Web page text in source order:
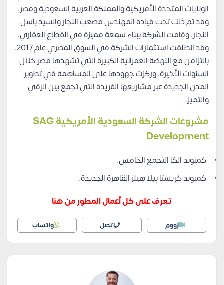
الولايات المتحدة الأمريكية والمملكة العربية السعودية ومصر،
وقد تم ذلك تحت قيادة المهندس مصعب النجار والسيد باسل
النجار، وقامت الشركة ببناء سمعة مميزة في القطاع العقاري،
وقد انطلقت استثمارات الشركة في السوق المصري عام 2017،
بالتزامن مع النهضة العمرانية الكبيرة التي تشهدها مصر خلال
السنوات الأخيرة، وركزت جهودها على المساهمة في تطوير
المدن الجديدة عبر مشاريعها الفريدة التي تجمع بين الرقي
والتميز.
مشروعات الشركة السعودية الأمريكية SAG
Development
كمبوند الكا التجمع الخامس.
كمبوند كريستا بيلا هيلز القاهرة الجديدة.
تعرف على كل أعمال المطور من هنا
زووم اتصل واتساب